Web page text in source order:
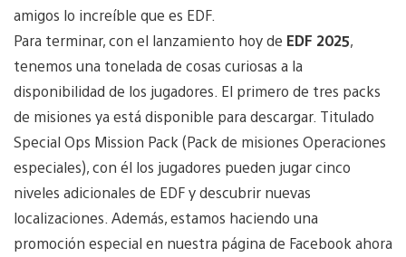
amigos lo increíble que es EDF.
Para terminar, con el lanzamiento hoy de EDF 2025,
tenemos una tonelada de cosas curiosas a la
disponibilidad de los jugadores. El primero de tres packs
de misiones ya está disponible para descargar. Titulado
Special Ops Mission Pack (Pack de misiones Operaciones
especiales), con él los jugadores pueden jugar cinco
niveles adicionales de EDF y descubrir nuevas
localizaciones. Además, estamos haciendo una
promoción especial en nuestra página de Facebook ahora